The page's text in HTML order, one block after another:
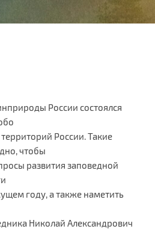
России состоялся
России. Такие
чтобы
развития заповедной
году, а также наметить
Николай Александрович